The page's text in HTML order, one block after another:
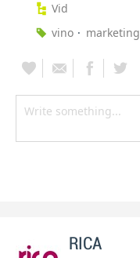
Vid
vino
marketing
RICA